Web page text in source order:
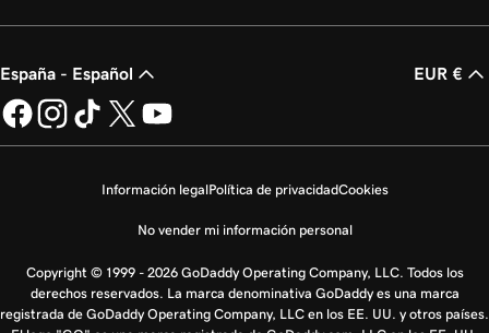
España - Español EUR €
Información legalPolítica de privacidadCookies
No vender mi información personal
Copyright © 1999 - 2026 GoDaddy Operating Company, LLC. Todos los
derechos reservados. La marca denominativa GoDaddy es una marca
registrada de GoDaddy Operating Company, LLC en los EE. UU. y otros países.